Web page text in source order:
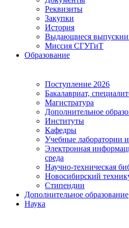
Реквизиты
Закупки
История
Выдающиеся
Миссия СГУГиТ
Образование
Поступление 2026
Бакалавриат,
Магистратура
Дополнительное
Институты
Кафедры
Учебные лаборатории
Электронная
среда
Научно-техническая
Новосибирский
Стипендии
Дополнительное образование
Наука